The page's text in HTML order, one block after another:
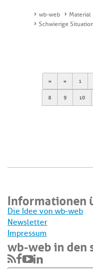
wb-web Material
Schwierige
First Previous
1
8 9 10
Informationen
Die Idee von wb-web
Newsletter
Impressum
wb-web in den